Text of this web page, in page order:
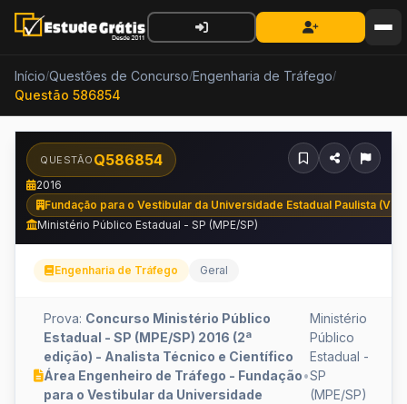
Início/Questões de Concurso/Engenharia de Tráfego/
Questão 586854
QUESTÃO Q586854
2016
Fundação para o Vestibular da Universidade Estadual Paulista
Ministério Público Estadual - SP (MPE/SP)
Engenharia de Tráfego Geral
Prova: Concurso Ministério Público
Estadual - SP (MPE/SP) 2016 (2ª
edição) - Analista Técnico e Científico
Área Engenheiro de Tráfego - Fundação
para o Vestibular da Universidade
•
Ministério
Público
Estadual -
SP
(MPE/SP)